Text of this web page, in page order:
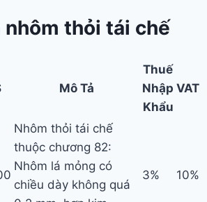
nhôm thỏi tái chế
Mô Tả
Thuế
Nhập
Khẩu
VAT
Nhôm thỏi tái chế
thuộc chương 82:
Nhôm lá mỏng có
chiều dày không quá
3% 10%